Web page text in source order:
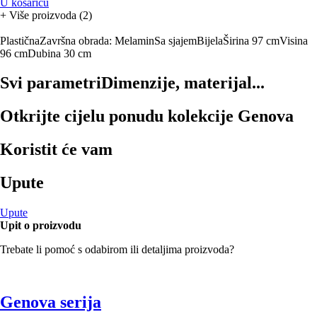
+ Više proizvoda (2)
PlastičnaZavršna obrada: MelaminSa sjajemBijelaŠirina 97 cmVisina
96 cmDubina 30 cm
Svi parametriDimenzije, materijal...
Otkrijte cijelu ponudu kolekcije Genova
Koristit će vam
Upute
Upute
Upit o proizvodu
Trebate li pomoć s odabirom ili detaljima proizvoda?
Genova serija